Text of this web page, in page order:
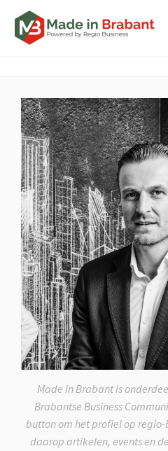
Made in Brabant is
Brabantse Business
button om het profiel op
daarop artikelen, events en